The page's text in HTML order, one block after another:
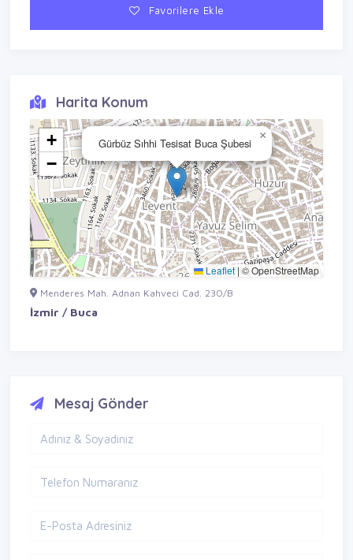
Favorilere Ekle
Harita Konum
Gürbüz Sıhhi Tesisat Buca Şubesi
×
+
−
Leaflet | © OpenStreetMap
Menderes Mah. Adnan Kahveci Cad. 230/B
İzmir / Buca
Mesaj Gönder